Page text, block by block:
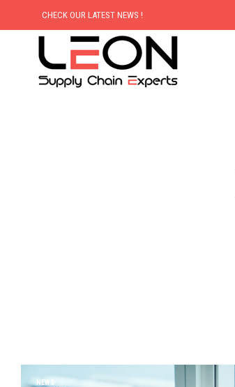
CHECK OUR LATEST NEWS !
NEWS